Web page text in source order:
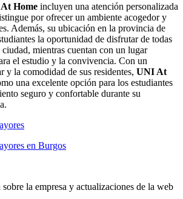
Home incluyen una atención personalizada
por ofrecer un ambiente acogedor y
Además, su ubicación en la provincia de
la oportunidad de disfrutar de todas
mientras cuentan con un lugar
el estudio y la convivencia. Con un
y la comodidad de sus residentes, UNI At
una excelente opción para los estudiantes
seguro y confortable durante su
en Burgos
la empresa y actualizaciones de la web